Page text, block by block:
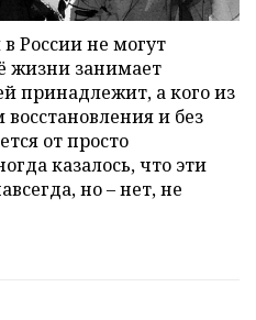
России не могут
жизни занимает
принадлежит, а кого из
и без
от просто
казалось, что эти
но – нет, не